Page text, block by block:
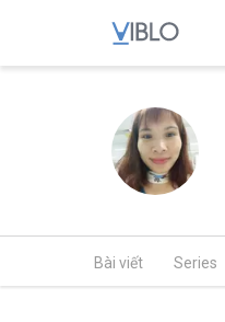
Bài viết Series